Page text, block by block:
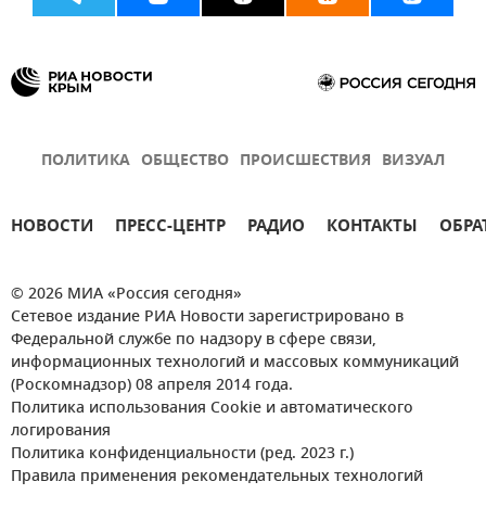
ПОЛИТИКА ОБЩЕСТВО ПРОИСШЕСТВИЯ ВИЗУАЛ
НОВОСТИ ПРЕСС-ЦЕНТР РАДИО КОНТАКТЫ
© 2026 МИА «Россия сегодня»
Сетевое издание РИА Новости зарегистрировано в
Федеральной службе по надзору в сфере связи,
информационных технологий и массовых коммуникаций
(Роскомнадзор) 08 апреля 2014 года.
Политика использования Cookie и автоматического
логирования
Политика конфиденциальности (ред. 2023 г.)
Правила применения рекомендательных технологий